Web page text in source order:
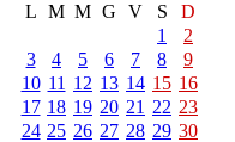
L M M G V S
D
1
2
3
4 5 6 7 8
9
10 11 12 13 14 15 16
17 18 19 20 21 22 23
24 25 26 27 28 29 30